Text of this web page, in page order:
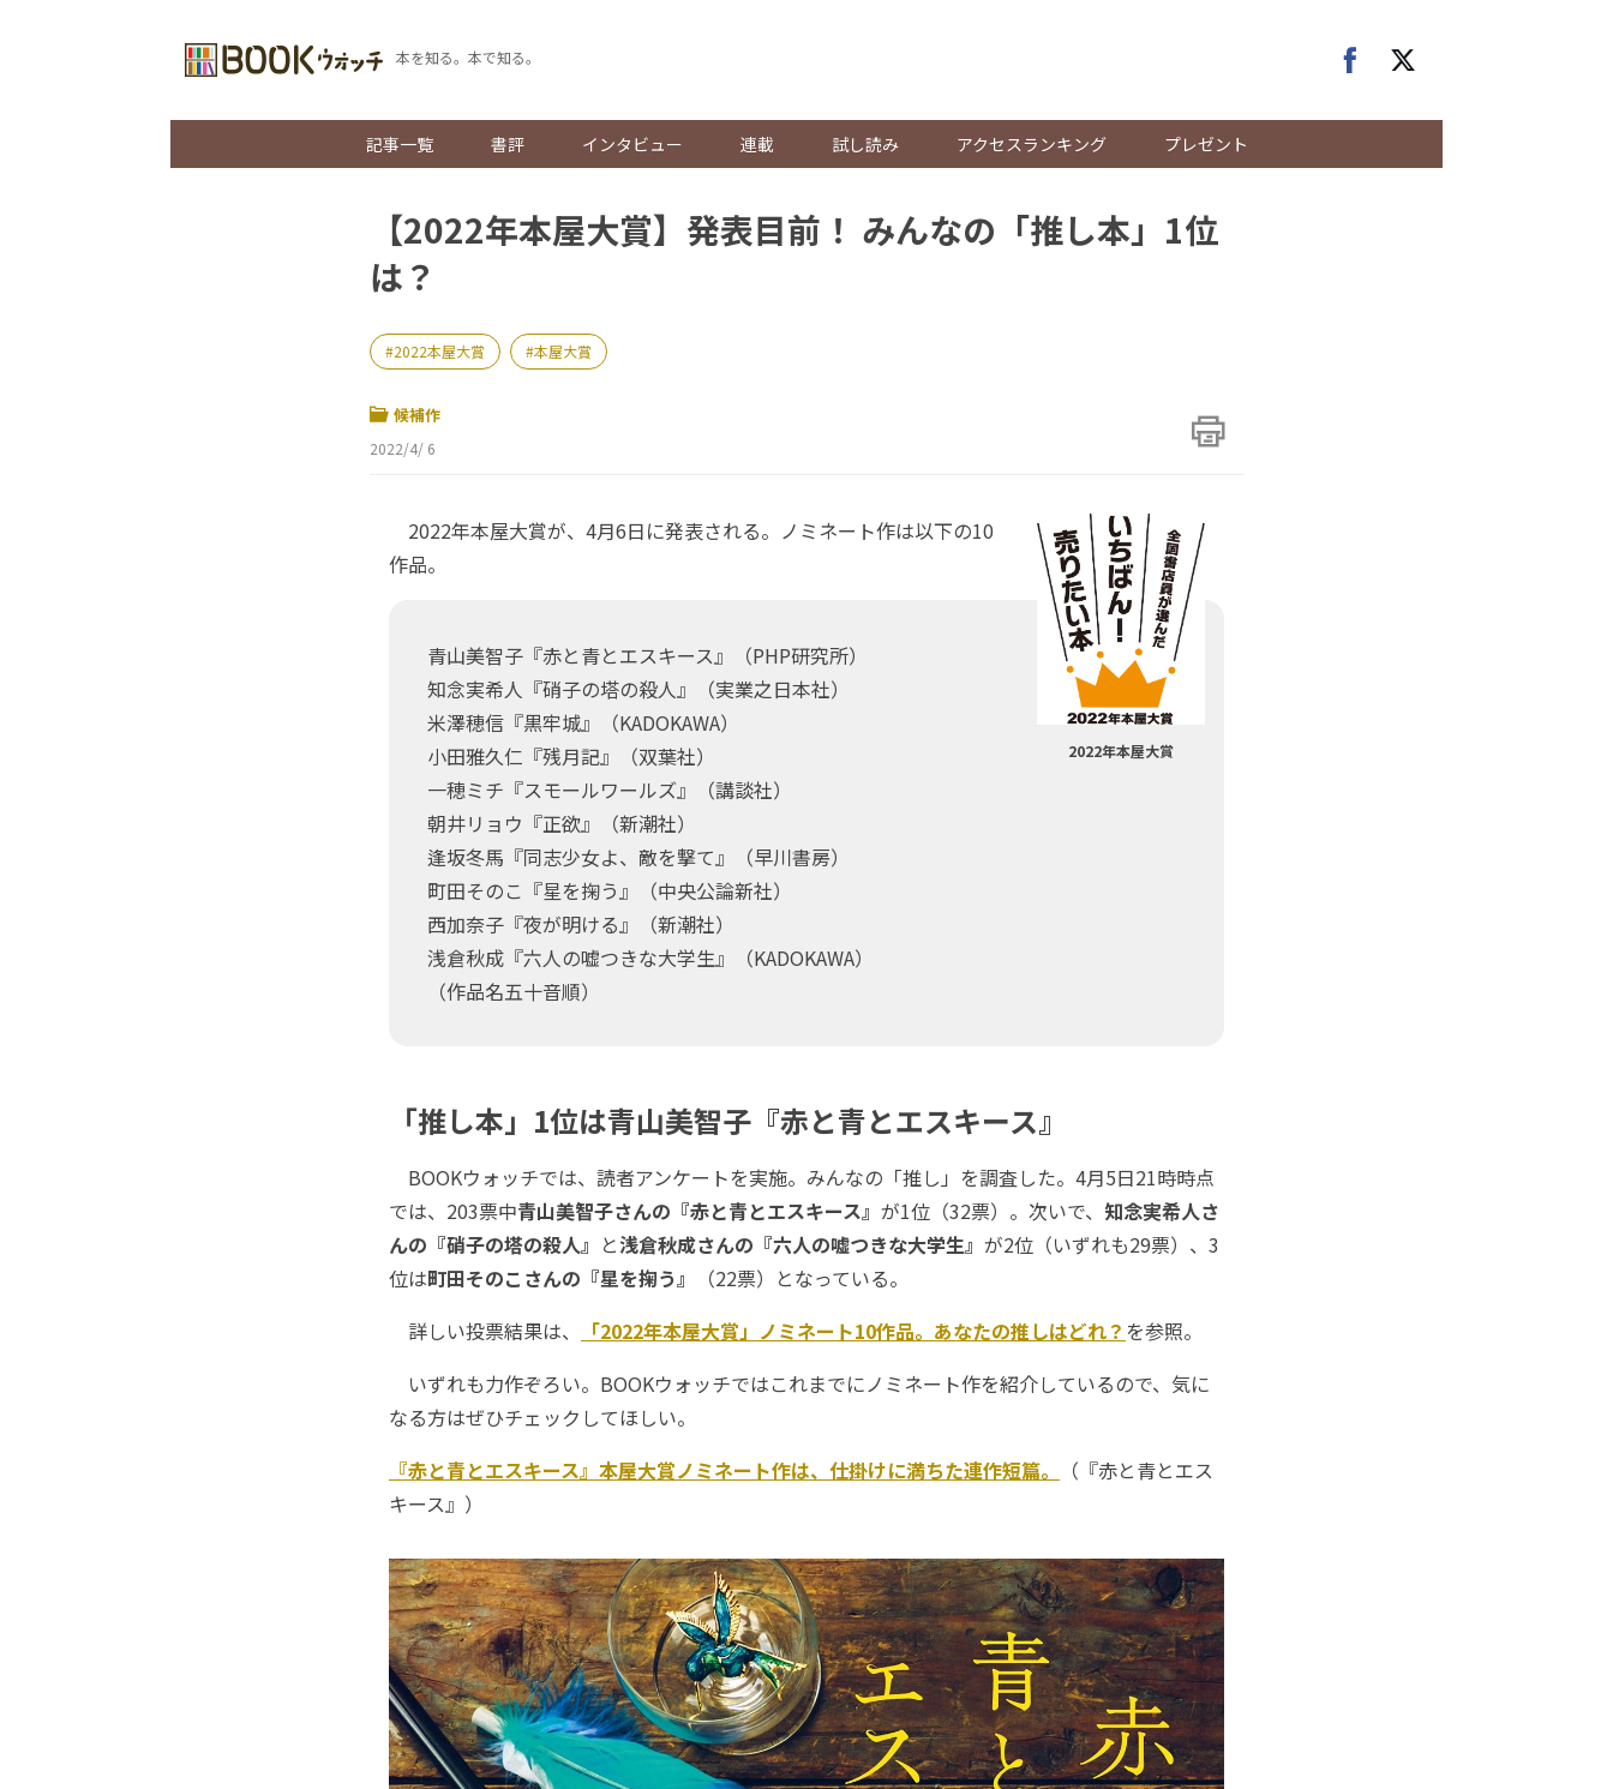
本を知る。本で知る。
記事一覧 書評 インタビュー 連載 試し読み アクセスランキング プレゼント
【2022年本屋大賞】発表目前！ みんなの「推し本」1位
は？
2022本屋大賞 本屋大賞
候補作
2022/4/ 6
2022年本屋大賞
2022年本屋大賞が、4月6日に発表される。ノミネート作は以下の10
作品。
青山美智子『赤と青とエスキース』（PHP研究所）
知念実希人『硝子の塔の殺人』（実業之日本社）
米澤穂信『黒牢城』（KADOKAWA）
小田雅久仁『残月記』（双葉社）
一穂ミチ『スモールワールズ』（講談社）
朝井リョウ『正欲』（新潮社）
逢坂冬馬『同志少女よ、敵を撃て』（早川書房）
町田そのこ『星を掬う』（中央公論新社）
西加奈子『夜が明ける』（新潮社）
浅倉秋成『六人の嘘つきな大学生』（KADOKAWA）
（作品名五十音順）
「推し本」1位は青山美智子『赤と青とエスキース』
BOOKウォッチでは、読者アンケートを実施。みんなの「推し」を調査した。4月5日21時時点
では、203票中青山美智子さんの『赤と青とエスキース』 が1位（32票）。次いで、 知念実希人さ
んの『硝子の塔の殺人』 と浅倉秋成さんの『六人の嘘つきな大学生』 が2位（いずれも29票）、3
位は町田そのこさんの『星を掬う』
（22票）となっている。
詳しい投票結果は、
「2022年本屋大賞」ノミネート10作品。あなたの推しはどれ？ を参照。
いずれも力作ぞろい。BOOKウォッチではこれまでにノミネート作を紹介しているので、気に
なる方はぜひチェックしてほしい。
『赤と青とエスキース』本屋大賞ノミネート作は、仕掛けに満ちた連作短篇。
（『赤と青とエス
キース』）